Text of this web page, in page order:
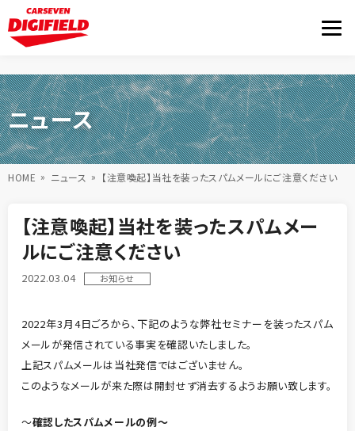
ニュース
HOME ニュース 【注意喚起】当社を装ったスパムメールにご注意ください
【注意喚起】当社を装ったスパムメー
ルにご注意ください
2022.03.04 お知らせ
2022年3月4日ごろから、下記のような弊社セミナーを装ったスパム
メールが発信されている事実を確認いたしました。
上記スパムメールは当社発信ではございません。
このようなメールが来た際は開封せず消去するようお願い致します。
～確認したスパムメールの例～